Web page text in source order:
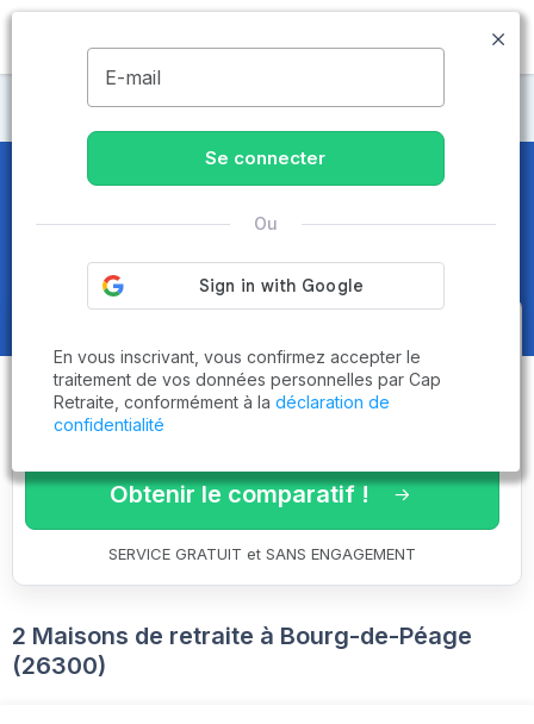
MENU
Maisons de retraite Drôme
Maisons de retraite et EHPAD
Bourg-de-Péage (26300)
Obtenez le
comparatif des
établissementsadaptés à vos
critères en 3 minutes !
Obtenir le comparatif !
SERVICE GRATUIT et SANS ENGAGEMENT
2 Maisons de retraite à Bourg-de-Péage
(26300)
E-mail
Se connecter
Ou
En vous inscrivant, vous confirmez accepter le
traitement de vos données personnelles par Cap
Retraite, conformément à la déclaration de
confidentialité